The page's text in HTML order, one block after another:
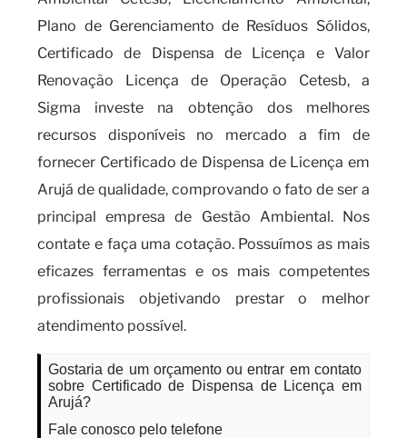
Plano de Gerenciamento de Resíduos Sólidos,
Certificado de Dispensa de Licença e Valor
Renovação Licença de Operação Cetesb, a
Sigma investe na obtenção dos melhores
recursos disponíveis no mercado a fim de
fornecer Certificado de Dispensa de Licença em
Arujá de qualidade, comprovando o fato de ser a
principal empresa de Gestão Ambiental. Nos
contate e faça uma cotação. Possuímos as mais
eficazes ferramentas e os mais competentes
profissionais objetivando prestar o melhor
atendimento possível.
Gostaria de um orçamento ou entrar em contato
sobre Certificado de Dispensa de Licença em
Arujá?
Fale conosco pelo telefone